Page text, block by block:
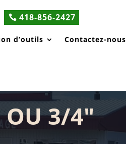
418-856-2427
d’outils Contactez-nous
OU 3/4″